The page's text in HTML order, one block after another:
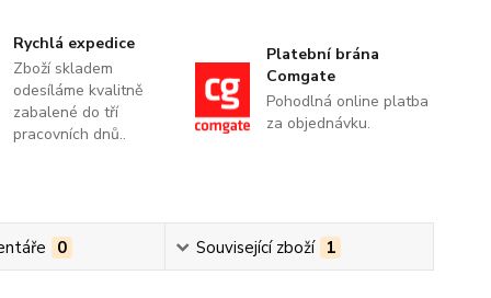
Rychlá expedice
Zboží skladem
odesíláme kvalitně
zabalené do tří
pracovních dnů..
Platební brána
Comgate
Pohodlná online platba
za objednávku.
0 Související zboží 1